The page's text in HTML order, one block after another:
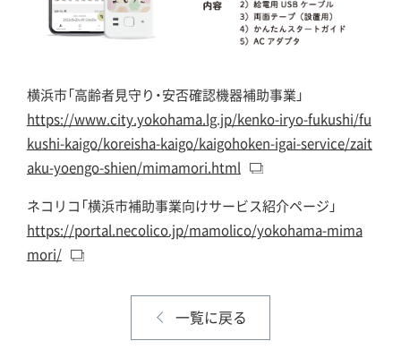
横浜市「高齢者見守り・安否確認機器補助事業」
https://www.city.yokohama.lg.jp/kenko-iryo-fukushi/fu
kushi-kaigo/koreisha-kaigo/kaigohoken-igai-service/zait
aku-yoengo-shien/mimamori.html
ネコリコ「横浜市補助事業向けサービス紹介ページ」
https://portal.necolico.jp/mamolico/yokohama-mima
mori/
一覧に戻る